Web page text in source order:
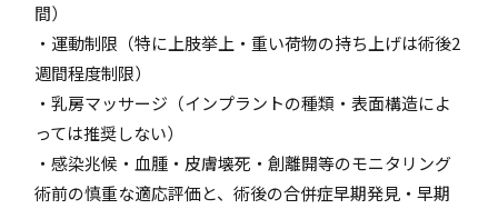
間）
・運動制限（特に上肢挙上・重い荷物の持ち上げは術後2
週間程度制限）
・乳房マッサージ（インプラントの種類・表面構造によ
っては推奨しない）
・感染兆候・血腫・皮膚壊死・創離開等のモニタリング
術前の慎重な適応評価と、術後の合併症早期発見・早期